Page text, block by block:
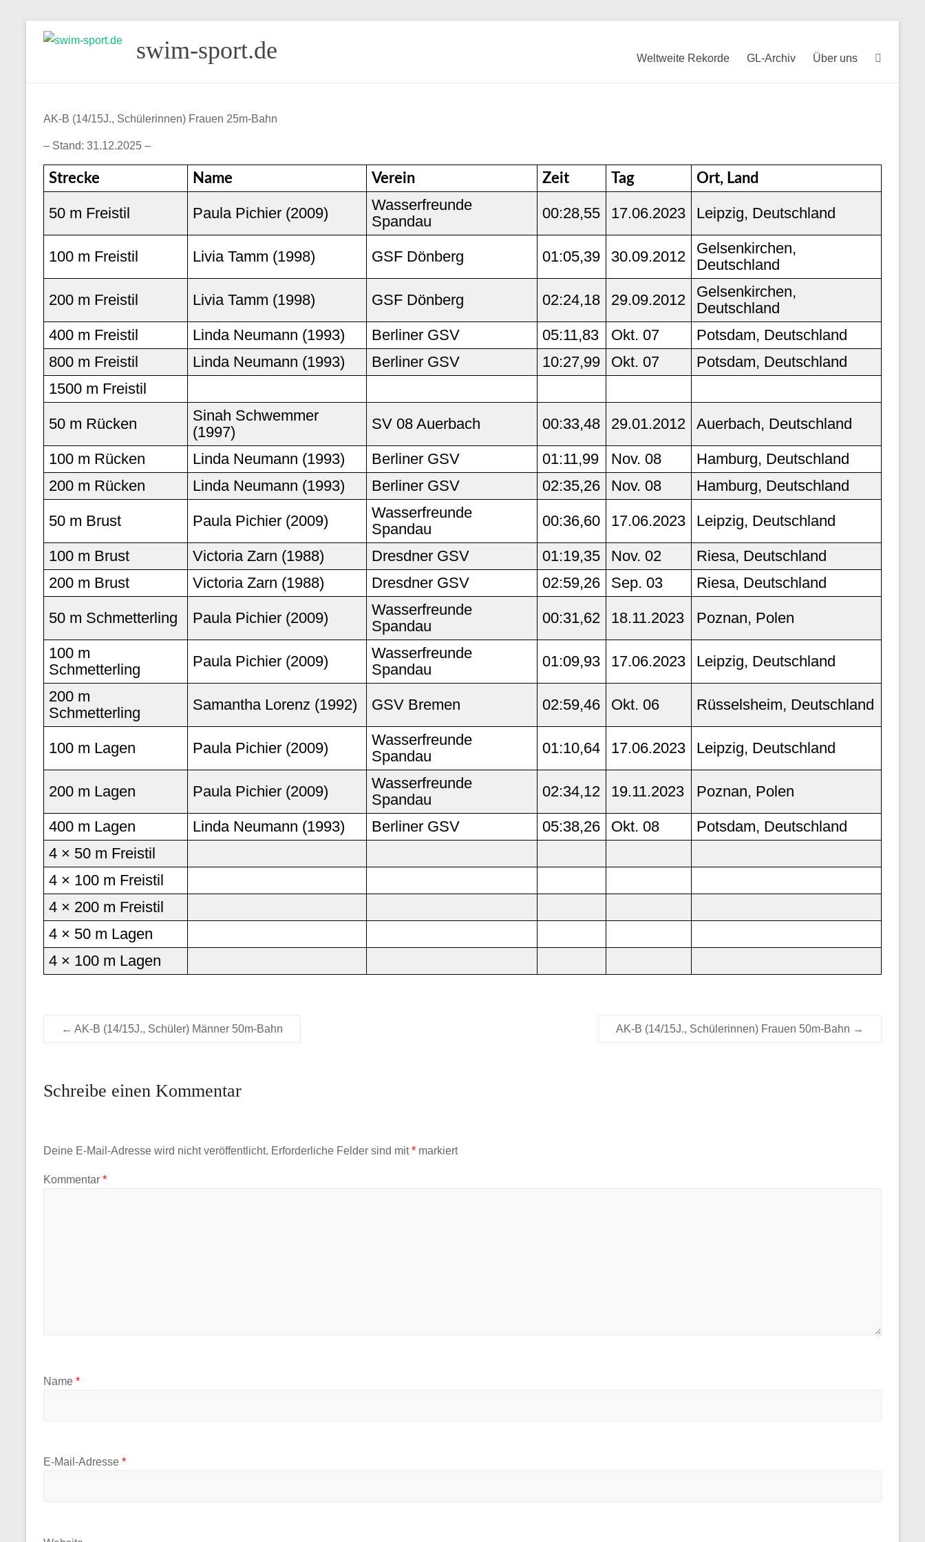
Skip
swim-sport.de Weltweite Rekorde GL-Archiv Über uns
AK-B (14/15J., Schülerinnen) Frauen 25m-Bahn
– Stand: 31.12.2025 –
Strecke Name Verein Zeit Tag Ort, Land
50 m Freistil Paula Pichier (2009)
Wasserfreunde
Spandau
00:28,55 17.06.2023 Leipzig, Deutschland
100 m Freistil Livia Tamm (1998) GSF Dönberg 01:05,39 30.09.2012
Gelsenkirchen,
Deutschland
200 m Freistil Livia Tamm (1998) GSF Dönberg 02:24,18 29.09.2012
Gelsenkirchen,
Deutschland
400 m Freistil
Linda Neumann (1993) Berliner GSV 05:11,83 Okt. 07
Potsdam, Deutschland
800 m Freistil
Linda Neumann (1993) Berliner GSV 10:27,99 Okt. 07
Potsdam, Deutschland
1500 m Freistil
50 m Rücken
Sinah Schwemmer
(1997)
SV 08 Auerbach 00:33,48 29.01.2012 Auerbach, Deutschland
100 m Rücken Linda Neumann (1993) Berliner GSV 01:11,99 Nov. 08
Hamburg, Deutschland
200 m Rücken
Linda Neumann (1993) Berliner GSV 02:35,26 Nov. 08 Hamburg, Deutschland
50 m Brust Paula Pichier (2009)
Wasserfreunde
Spandau
00:36,60 17.06.2023 Leipzig, Deutschland
100 m Brust Victoria Zarn (1988) Dresdner GSV 01:19,35 Nov. 02
Riesa, Deutschland
200 m Brust
Victoria Zarn (1988) Dresdner GSV 02:59,26 Sep. 03 Riesa, Deutschland
50 m Schmetterling Paula Pichier (2009)
Wasserfreunde
Spandau
00:31,62 18.11.2023 Poznan, Polen
100 m
Schmetterling
Paula Pichier (2009)
Wasserfreunde
Spandau
01:09,93 17.06.2023 Leipzig, Deutschland
200 m
Schmetterling
Samantha Lorenz (1992) GSV Bremen 02:59,46 Okt. 06 Rüsselsheim, Deutschland
100 m Lagen Paula Pichier (2009)
Wasserfreunde
Spandau
01:10,64 17.06.2023 Leipzig, Deutschland
200 m Lagen Paula Pichier (2009)
Wasserfreunde
Spandau
02:34,12 19.11.2023 Poznan, Polen
400 m Lagen Linda Neumann (1993) Berliner GSV 05:38,26 Okt. 08
Potsdam, Deutschland
4 × 50 m Freistil
4 × 100 m Freistil
4 × 200 m Freistil
4 × 50 m Lagen
4 × 100 m Lagen
← AK-B (14/15J., Schüler) Männer 50m-Bahn AK-B (14/15J., Schülerinnen) Frauen 50m-Bahn →
Schreibe einen Kommentar
Deine E-Mail-Adresse wird nicht veröffentlicht. Erforderliche Felder sind mit* markiert
Kommentar *
Name *
E-Mail-Adresse *